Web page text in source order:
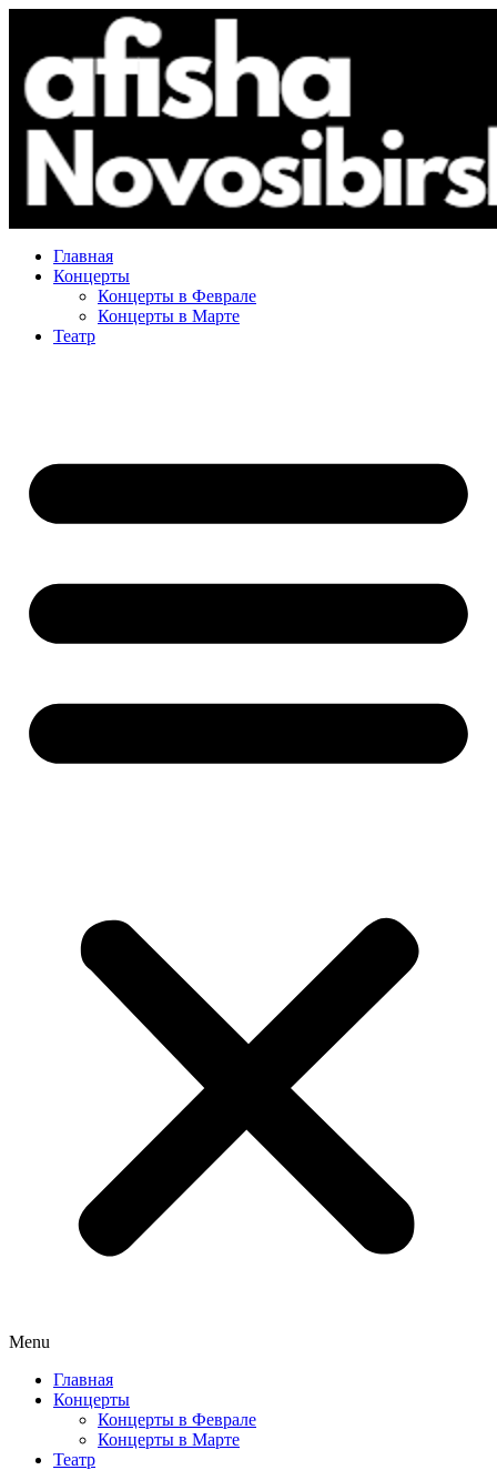
Главная
Концерты
Концерты в Феврале
Концерты в Марте
Театр
Menu
Главная
Концерты
Концерты в Феврале
Концерты в Марте
Театр